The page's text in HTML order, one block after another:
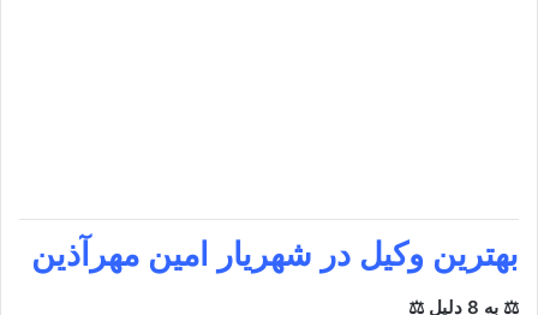
بهترین وکیل در شهریار امین مهرآذین
⚖ به 8 دلیل ⚖